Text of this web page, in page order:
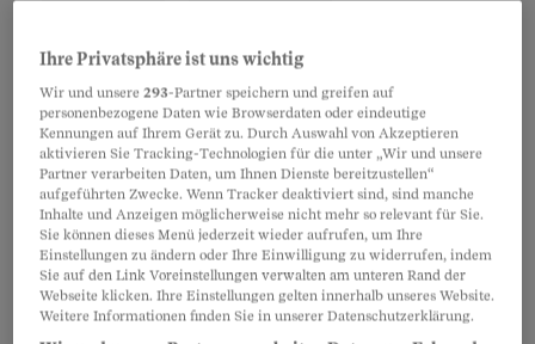
Schritt 1: Googeln Sie sich selber
Ihre Privatsphäre ist uns wichtig
Wir und unsere293-Partner speichern und greifen auf
personenbezogene Daten wie Browserdaten oder eindeutige
Kennungen auf Ihrem Gerät zu. Durch Auswahl von Akzeptieren
aktivieren Sie Tracking-Technologien für die unter „Wir und unsere
Partner verarbeiten Daten, um Ihnen Dienste bereitzustellen“
aufgeführten Zwecke. Wenn Tracker deaktiviert sind, sind manche
Inhalte und Anzeigen möglicherweise nicht mehr so relevant für Sie.
Sie können dieses Menü jederzeit wieder aufrufen, um Ihre
Einstellungen zu ändern oder Ihre Einwilligung zu widerrufen, indem
Sie auf den Link Voreinstellungen verwalten am unteren Rand der
Webseite klicken. Ihre Einstellungen gelten innerhalb unseres Website.
Weitere Informationen finden Sie in unserer Datenschutzerklärung.